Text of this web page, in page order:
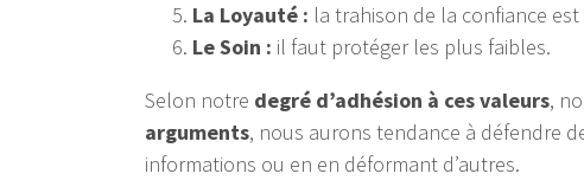
La Loyauté : la trahison de la confiance
Le Soin : il faut protéger les plus faibles.
Selon notre degré d’adhésion à ces valeurs,
arguments, nous aurons tendance à défendre
informations ou en en déformant d’autres.